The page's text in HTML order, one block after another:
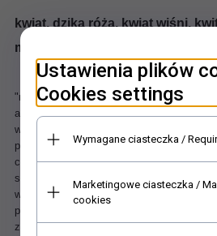
kwiat, dzika róża, kwiat wiśni,
motywy wielkanocne
Najlepszy z papierów do decoupage,
"ryżówka". Ryżowy papier do dekupażu
amatorów, jak i dla profesjonalistów. Jego
wyjątkowa wytrzymałość, łatwość
przedmiotach oraz przede wszystkim
charakterystyczne włókna. Włókna te są
struktury tego papieru powoduje, że
wkomponowują się w tło dzieła sztuki
papierem jest bez porównania łatwiejsza
zwykłymi papierami. Papier ryżowy
Ustawienia plików
Cookies settings
Wymagane ciasteczka /
Marketingowe ciasteczka /
cookies